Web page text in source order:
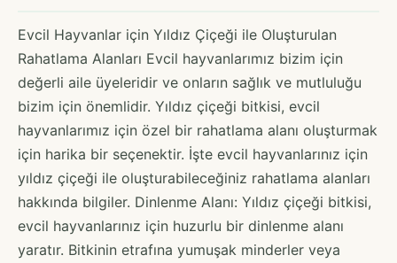
Evcil Hayvanlar için Yıldız Çiçeği ile Oluşturulan
Rahatlama Alanları Evcil hayvanlarımız bizim için
değerli aile üyeleridir ve onların sağlık ve mutluluğu
bizim için önemlidir. Yıldız çiçeği bitkisi, evcil
hayvanlarımız için özel bir rahatlama alanı oluşturmak
için harika bir seçenektir. İşte evcil hayvanlarınız için
yıldız çiçeği ile oluşturabileceğiniz rahatlama alanları
hakkında bilgiler. Dinlenme Alanı: Yıldız çiçeği bitkisi,
evcil hayvanlarınız için huzurlu bir dinlenme alanı
yaratır. Bitkinin etrafına yumuşak minderler veya